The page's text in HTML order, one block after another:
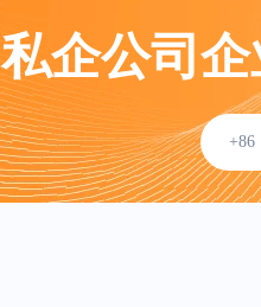
私企公司
+86